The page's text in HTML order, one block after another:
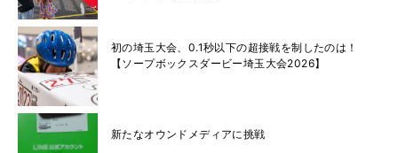
初の埼玉大会、0.1秒以下の超接戦を制したのは！
【ソープボックスダービー埼玉大会2026】
新たなオウンドメディアに挑戦